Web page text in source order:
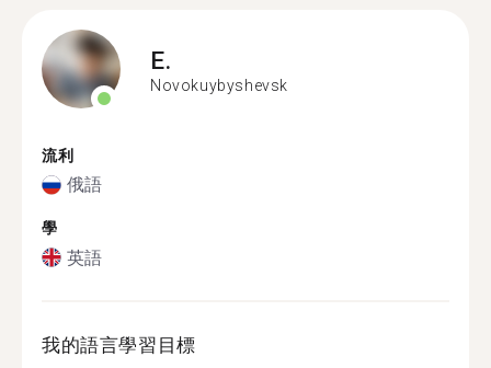
E.
Novokuybyshevsk
流利
俄語
學
英語
我的語言學習目標